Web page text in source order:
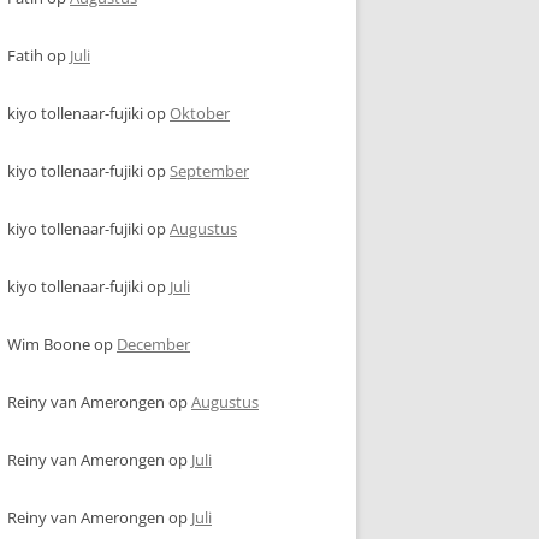
Fatih op Juli
kiyo tollenaar-fujikiopOktober
kiyo tollenaar-fujikiopSeptember
kiyo tollenaar-fujikiopAugustus
kiyo tollenaar-fujikiop Juli
Wim Booneop December
Reiny van Amerongen opAugustus
Reiny van Amerongen op Juli
Reiny van Amerongen op Juli